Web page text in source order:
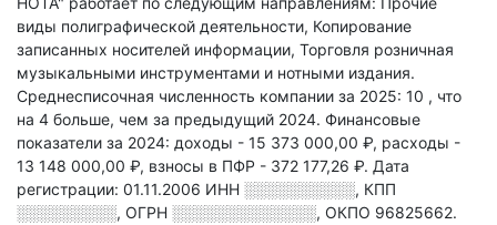
виды полиграфической деятельности, Копирование
записанных носителей информации, Торговля розничная
музыкальными инструментами и нотными издания.
Среднесписочная численность компании за 2025: 10 , что
на 4 больше, чем за предыдущий 2024. Финансовые
показатели за 2024: доходы - 15 373 000,00 ₽, расходы -
13 148 000,00 ₽, взносы в ПФР - 372 177,26 ₽. Дата
регистрации: 01.11.2006 ИНН ░░░░░░░░░░, КПП
░░░░░░░░░, ОГРН ░░░░░░░░░░░░░, ОКПО 96825662.